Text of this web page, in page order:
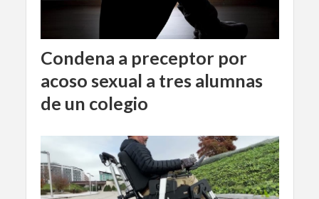
Condena a preceptor por
acoso sexual a tres alumnas
de un colegio